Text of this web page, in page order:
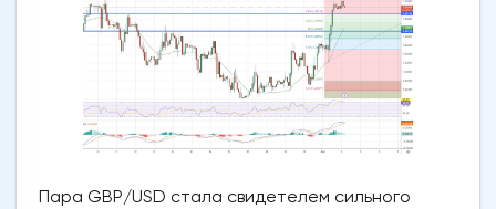
Пара GBP/USD стала свидетелем сильного